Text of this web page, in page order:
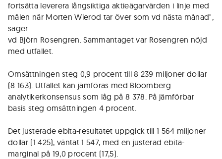
fortsätta leverera långsiktiga aktieägarvärden i linje med
målen när Morten Wierod tar över som vd nästa månad",
säger
vd Björn Rosengren. Sammantaget var Rosengren nöjd
med utfallet.
Omsättningen steg 0,9 procent till 8 239 miljoner dollar
(8 163). Utfallet kan jämföras med Bloomberg
analytikerkonsensus som låg på 8 378. På jämförbar
basis steg omsättningen 4 procent.
Det justerade ebita-resultatet uppgick till 1 564 miljoner
dollar (1 425), väntat 1 547, med en justerad ebita-
marginal på 19,0 procent (17,5).